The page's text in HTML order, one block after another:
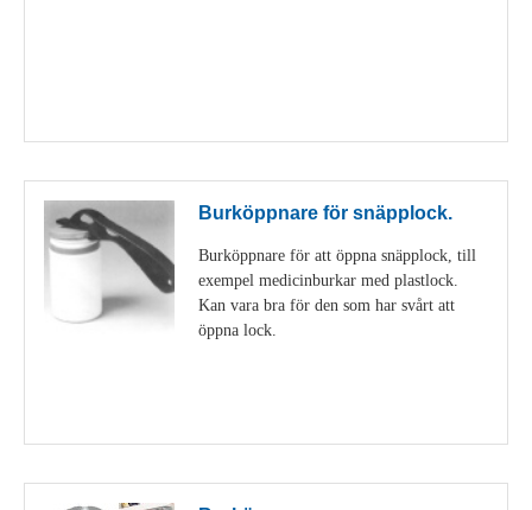
Burköppnare för snäpplock.
Burköppnare för att öppna snäpplock, till
exempel medicinburkar med plastlock.
Kan vara bra för den som har svårt att
öppna lock.